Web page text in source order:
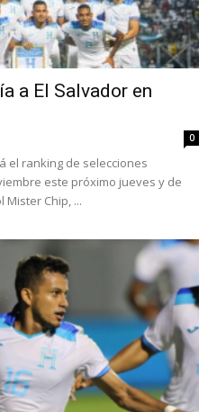
a El Salvador en
0
el ranking de selecciones
este próximo jueves y de
Chip, ...